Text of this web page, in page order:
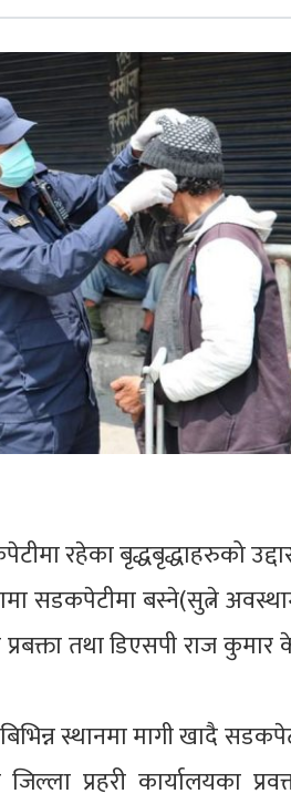
रहेका बृद्धबृद्धाहरुको
सडकपेटीमा बस्ने(सुत्ने
तथा डिएसपी राज कुमार
स्थानमा मागी खादै
प्रहरी कार्यालयका